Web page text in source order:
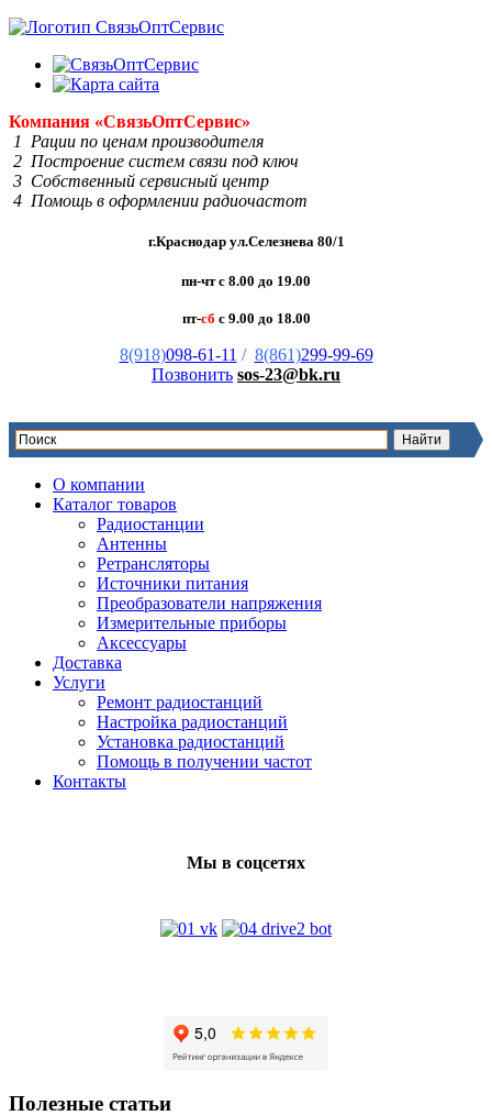
Компания «СвязьОптСервис»
1 Рации по ценам производителя
2 Построение систем связи под ключ
3 Собственный сервисный центр
4 Помощь в оформлении радиочастот
г.Краснодар ул.Селезнева 80/1
пн-чт с 8.00 до 19.00
пт-сб с 9.00 до 18.00
8(918)098-61-11 / 8(861)299-99-69
Позвонить sos-23@bk.ru
О компании
Каталог товаров
Радиостанции
Антенны
Ретрансляторы
Источники питания
Преобразователи напряжения
Измерительные приборы
Аксессуары
Доставка
Услуги
Ремонт радиостанций
Настройка радиостанций
Установка радиостанций
Помощь в получении частот
Контакты
Мы в соцсетях
Полезные статьи